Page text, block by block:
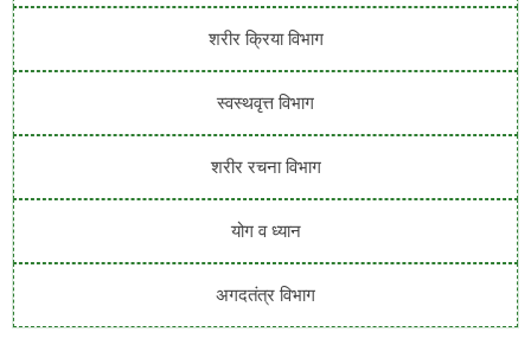
शरीर क्रिया विभाग
स्वस्थवृत्त विभाग
शरीर रचना विभाग
योग व ध्यान
अगदतंत्र विभाग